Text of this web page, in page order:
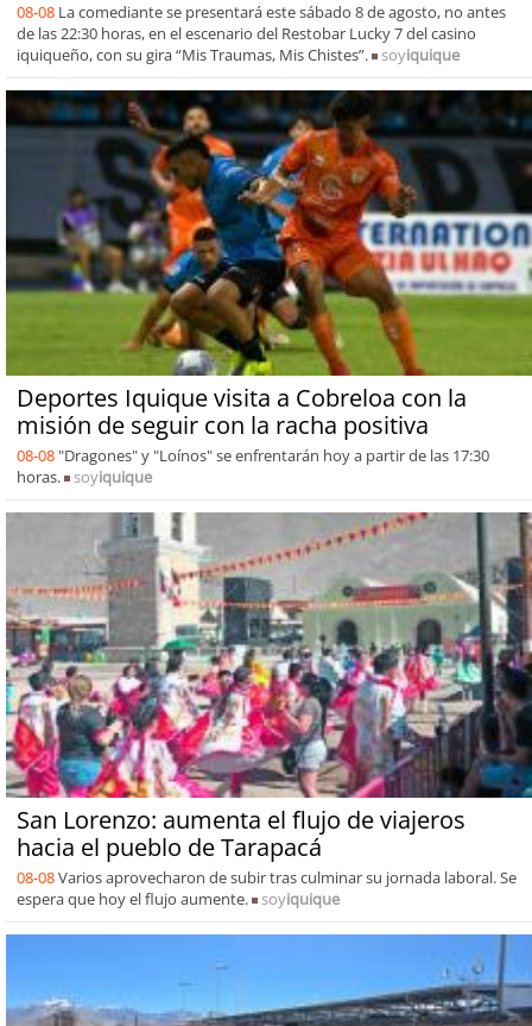
08-08 La comediante se presentará este sábado 8 de agosto, no antes
de las 22:30 horas, en el escenario del Restobar Lucky 7 del casino
iquiqueño, con su gira “Mis Traumas, Mis Chistes”.
soyiquique
Deportes Iquique visita a Cobreloa con la
misión de seguir con la racha positiva
08-08 "Dragones" y "Loínos" se enfrentarán hoy a partir de las 17:30
horas.
soyiquique
San Lorenzo: aumenta el flujo de viajeros
hacia el pueblo de Tarapacá
08-08Varios aprovecharon de subir tras culminar su jornada laboral. Se
espera que hoy el flujo aumente.
soyiquique